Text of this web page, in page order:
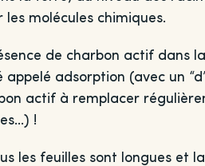
molécules chimiques.
de charbon actif dans
adsorption (avec un
actif à remplacer
!
les feuilles sont longues et